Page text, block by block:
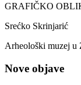
GRAFIČKO
Srećko Skrinjarić
Arheološki muzej u
Nove objave